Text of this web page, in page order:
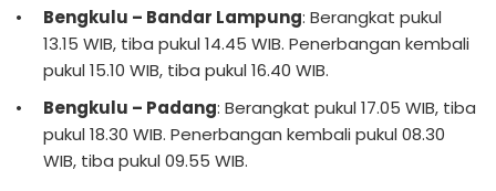
Bengkulu – Bandar Lampung: Berangkat pukul
13.15 WIB, tiba pukul 14.45 WIB. Penerbangan kembali
pukul 15.10 WIB, tiba pukul 16.40 WIB.
Bengkulu – Padang: Berangkat pukul 17.05 WIB, tiba
pukul 18.30 WIB. Penerbangan kembali pukul 08.30
WIB, tiba pukul 09.55 WIB.